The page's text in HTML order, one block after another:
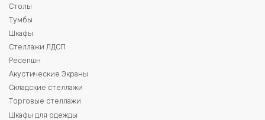
Столы
Тумбы
Шкафы
Стеллажи ЛДСП
Ресепшн
Акустические Экраны
Складские стеллажи
Торговые стеллажи
Шкафы для одежды